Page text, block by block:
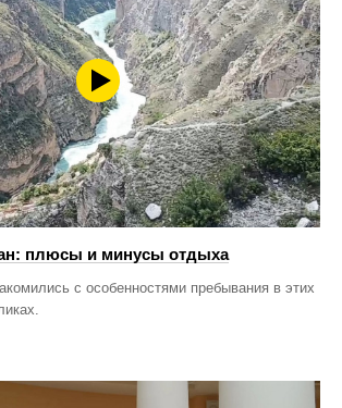
плюсы и минусы отдыха
с особенностями пребывания в этих